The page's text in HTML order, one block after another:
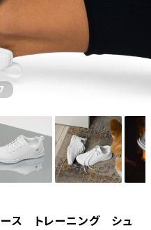
ス トレーニング シュ